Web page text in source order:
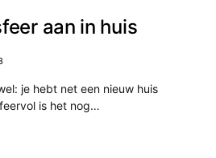
aan in huis
je hebt net een nieuw huis
is het nog…